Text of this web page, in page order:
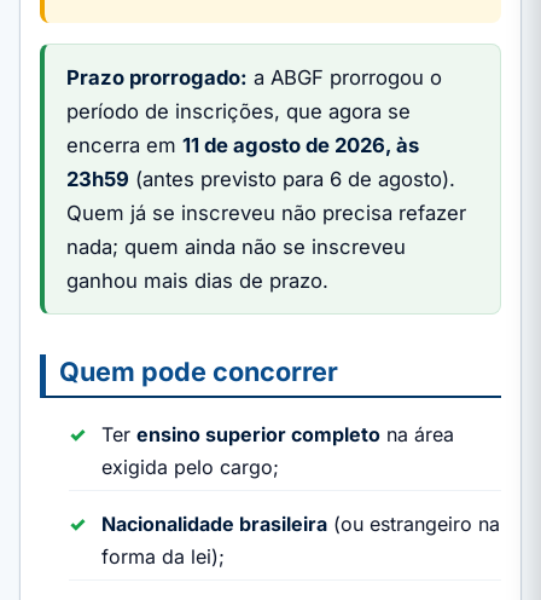
Prazo prorrogado: a ABGF prorrogou o
período de inscrições, que agora se
encerra em11 de agosto de 2026, às
23h59 (antes previsto para 6 de agosto).
Quem já se inscreveu não precisa refazer
nada; quem ainda não se inscreveu
ganhou mais dias de prazo.
Quem pode concorrer
Terensino superior completo na área
exigida pelo cargo;
Nacionalidade brasileira (ou estrangeiro na
forma da lei);